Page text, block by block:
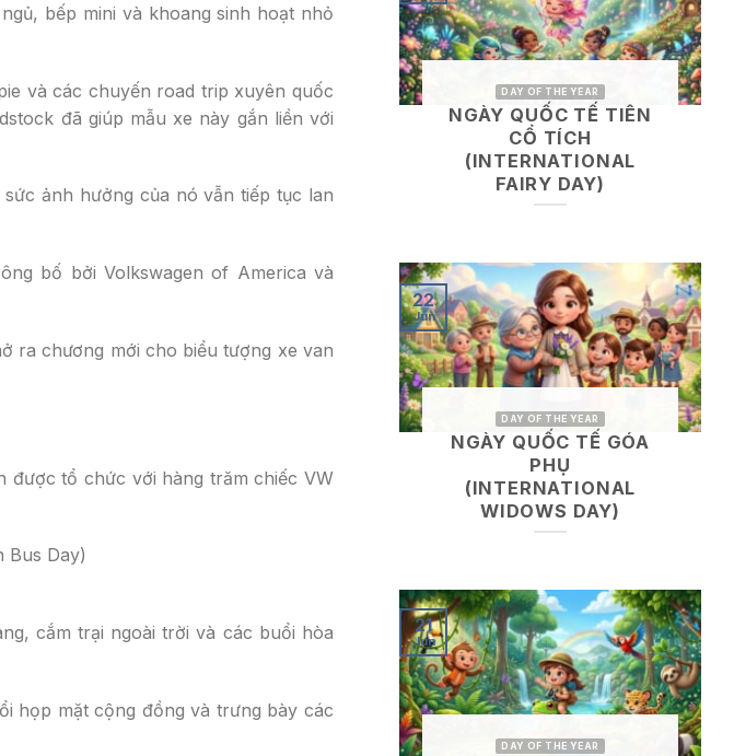
bếp mini và khoang sinh hoạt nhỏ
và các chuyến road trip xuyên quốc
đã giúp mẫu xe này gắn liền với
ảnh hưởng của nó vẫn tiếp tục lan
bố bởi Volkswagen of America và
ra chương mới cho biểu tượng xe van
được tổ chức với hàng trăm chiếc VW
cắm trại ngoài trời và các buổi hòa
họp mặt cộng đồng và trưng bày các
DAY OF THE YEAR
NGÀY QUỐC TẾ TIÊN
CỔ TÍCH
(INTERNATIONAL
FAIRY DAY)
DAY OF THE YEAR
NGÀY QUỐC TẾ GÓA
PHỤ
(INTERNATIONAL
WIDOWS DAY)
22
Jun
DAY OF THE YEAR
21
Jun